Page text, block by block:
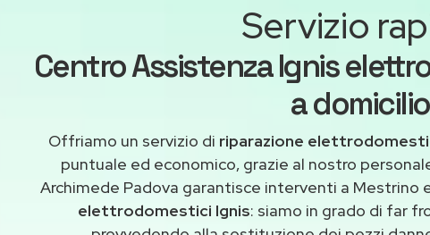
Servizio
Centro Assistenza Ignis
a domicilio
Offriamo un servizio di riparazione
puntuale ed economico, grazie al nostro
Archimede Padova garantisce interventi a Mestrino
elettrodomestici Ignis: siamo in grado di far